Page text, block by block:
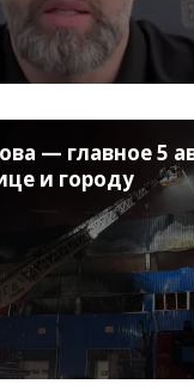
— главное 5
и городу